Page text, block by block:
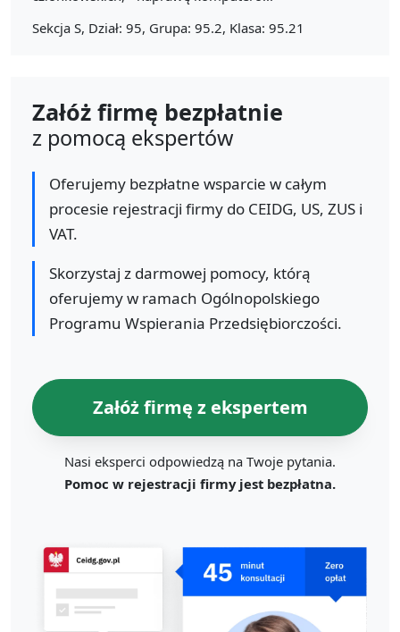
Sekcja S, Dział: 95, Grupa: 95.2, Klasa: 95.21
Załóż firmę bezpłatnie
z pomocą ekspertów
Oferujemy bezpłatne wsparcie w całym
procesie rejestracji firmy do CEIDG, US, ZUS i
VAT.
Skorzystaj z darmowej pomocy, którą
oferujemy w ramach Ogólnopolskiego
Programu Wspierania Przedsiębiorczości.
Załóż firmę z ekspertem
Nasi eksperci odpowiedzą na Twoje pytania.
Pomoc w rejestracji firmy jest bezpłatna.